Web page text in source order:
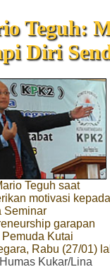
Teguh:
Diri
Teguh saat
motivasi kepada
Seminar
garapan
Pemuda Kutai
Rabu (27/01)
Humas Kukar/Lina